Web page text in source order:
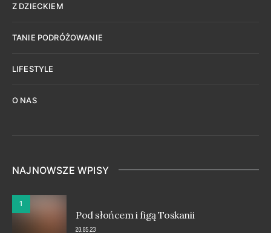
Z DZIECKIEM
TANIE PODRÓŻOWANIE
LIFESTYLE
O NAS
NAJNOWSZE WPISY
1
Pod słońcem i figą Toskanii
20.05.23